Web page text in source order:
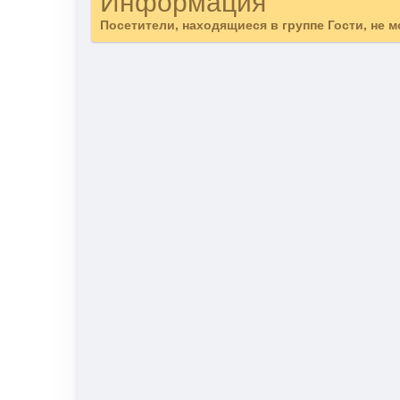
Посетители, находящиеся в группе Гости, не